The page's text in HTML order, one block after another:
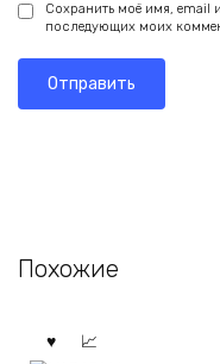
Сохранить моё имя, email
последующих моих
Похожие